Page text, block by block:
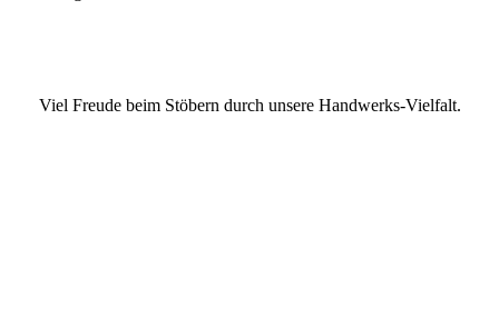
Viel Freude beim Stöbern durch unsere Handwerks-Vielfalt.